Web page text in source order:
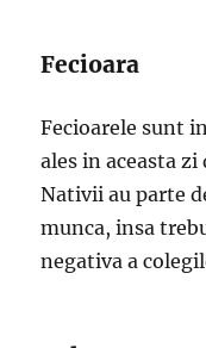
Fecioara
Fecioarele sunt
ales in aceasta
Nativii au parte
munca, insa
negativa a